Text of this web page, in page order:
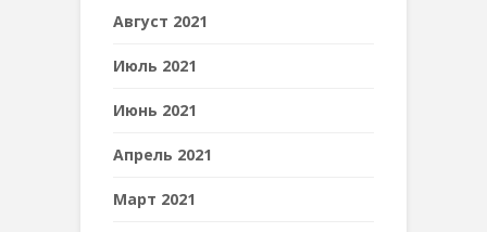
Август 2021
Июль 2021
Июнь 2021
Апрель 2021
Март 2021